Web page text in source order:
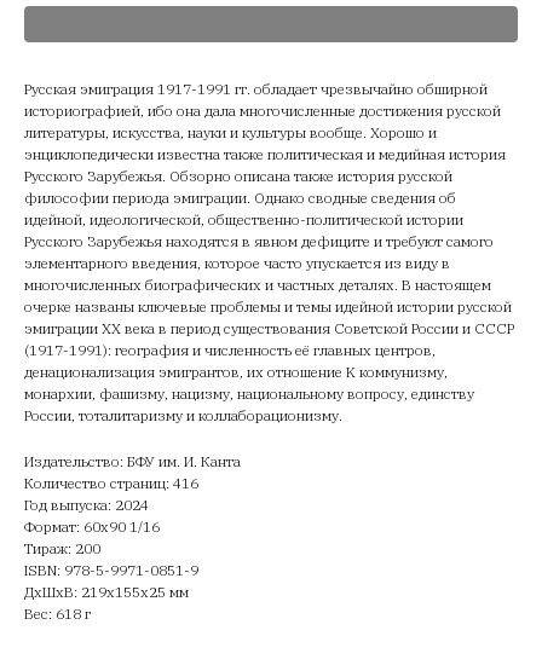
Русская эмиграция 1917-1991 гг. обладает чрезвычайно обширной
историографией, ибо она дала многочисленные достижения русской
литературы, искусства, науки и культуры вообще. Хорошо и
энциклопедически известна также политическая и медийная история
Русского Зарубежья. Обзорно описана также история русской
философии периода эмиграции. Однако сводные сведения об
идейной, идеологической, общественно-политической истории
Русского Зарубежья находятся в явном дефиците и требуют самого
элементарного введения, которое часто упускается из виду в
многочисленных биографических и частных деталях. В настоящем
очерке названы ключевые проблемы и темы идейной истории русской
эмиграции ХХ века в период существования Советской России и СССР
(1917-1991): география и численность её главных центров,
денационализация эмигрантов, их отношение K коммунизму,
монархии, фашизму, нацизму, национальному вопросу, единству
России, тоталитаризму и коллаборационизму.
Издательство: БФУ им. И. Канта
Количество страниц: 416
Год выпуска: 2024
Формат: 60х90 1/16
Тираж: 200
ISBN: 978-5-9971-0851-9
ДxШxВ: 219x155x25 мм
Вес: 618 г